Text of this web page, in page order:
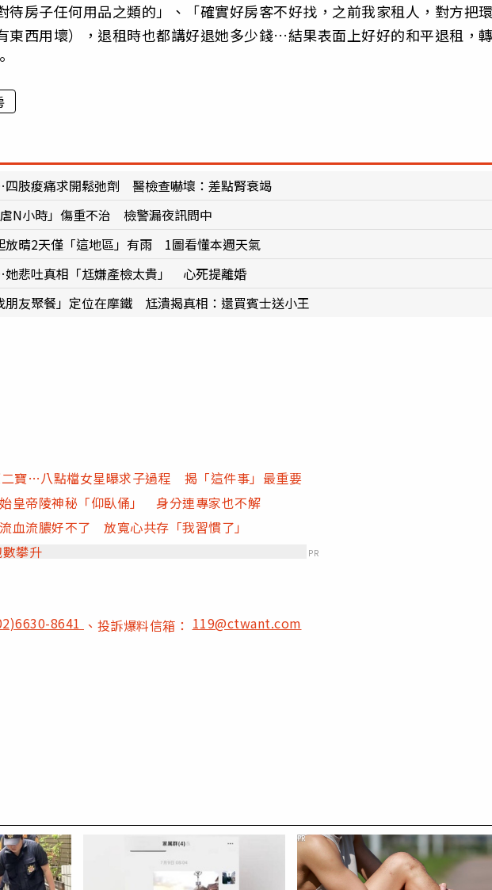
待房子任何用品之類的」、「確實好房客不好找，之前我家租人，對方把
東西用壞），退租時也都講好退她多少錢…結果表面上好好的和平退租，
肢痠痛求開鬆弛劑 醫檢查嚇壞：差點腎衰竭
N小時」傷重不治 檢警漏夜訊問中
晴2天僅「這地區」有雨 1圖看懂本週天氣
她悲吐真相「尪嫌產檢太貴」 心死提離婚
友聚餐」定位在摩鐵 尪潰揭真相：還買賓士送小王
寶…八點檔女星曝求子過程 揭「這件事」最重要
皇帝陵神秘「仰臥俑」 身分連專家也不解
血流膿好不了 放寬心共存「我習慣了」
攀升
PR
8641 、投訴爆料信箱：119@ctwant.com
PR